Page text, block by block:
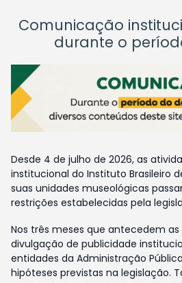
Comunicação
durante o
Desde 4 de julho de 2026, as
institucional do Instituto Brasileiro
suas unidades museológicas
restrições estabelecidas pela
Nos três meses que antecedem
divulgação de publicidade
entidades da Administração
hipóteses previstas na legislação.